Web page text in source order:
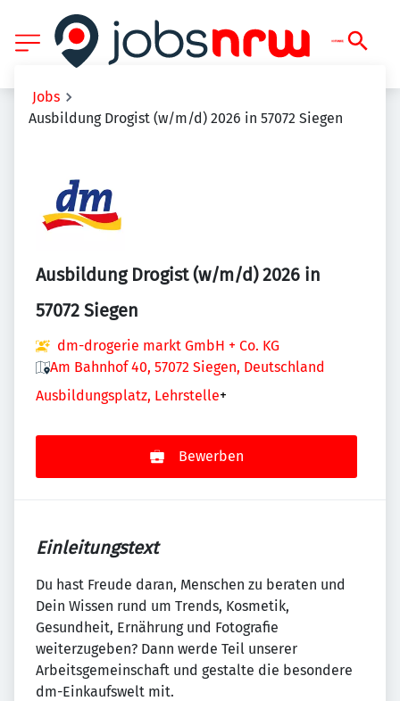
Jobs
Ausbildung Drogist (w/m/d) 2026 in 57072 Siegen
Ausbildung Drogist (w/m/d) 2026 in
57072 Siegen
dm-drogerie markt GmbH + Co. KG
Am Bahnhof 40, 57072 Siegen, Deutschland
Ausbildungsplatz, Lehrstelle+
Bewerben
Einleitungstext
Du hast Freude daran, Menschen zu beraten und
Dein Wissen rund um Trends, Kosmetik,
Gesundheit, Ernährung und Fotografie
weiterzugeben? Dann werde Teil unserer
Arbeitsgemeinschaft und gestalte die besondere
dm-Einkaufswelt mit.